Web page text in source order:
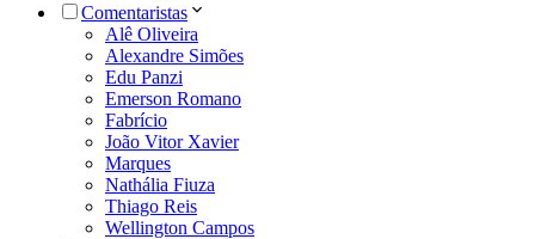
Comentaristas
Alê Oliveira
Alexandre Simões
Edu Panzi
Emerson Romano
Fabrício
João Vitor Xavier
Marques
Nathália Fiuza
Thiago Reis
Wellington Campos